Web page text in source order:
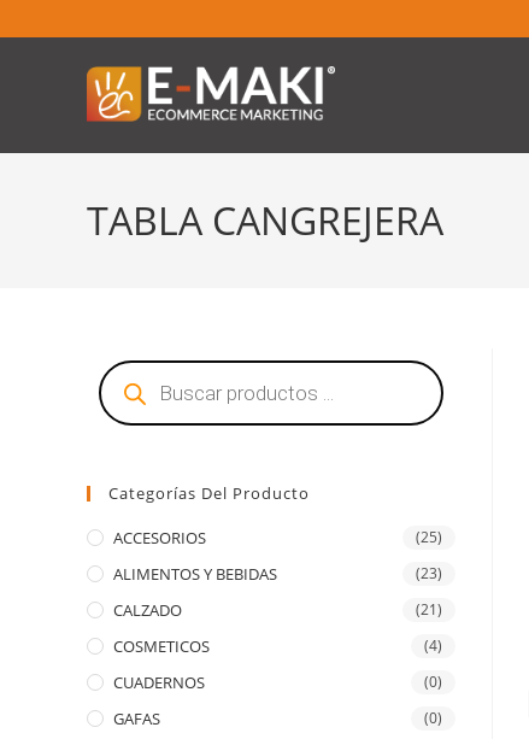
TABLA CANGREJERA
Categorías Del Producto
ACCESORIOS (25)
ALIMENTOS Y BEBIDAS (23)
CALZADO (21)
COSMETICOS (4)
CUADERNOS (0)
GAFAS (0)